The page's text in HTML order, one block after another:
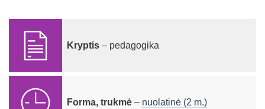
Kryptis – pedagogika
Forma, trukmė – nuolatinė (2 m.)